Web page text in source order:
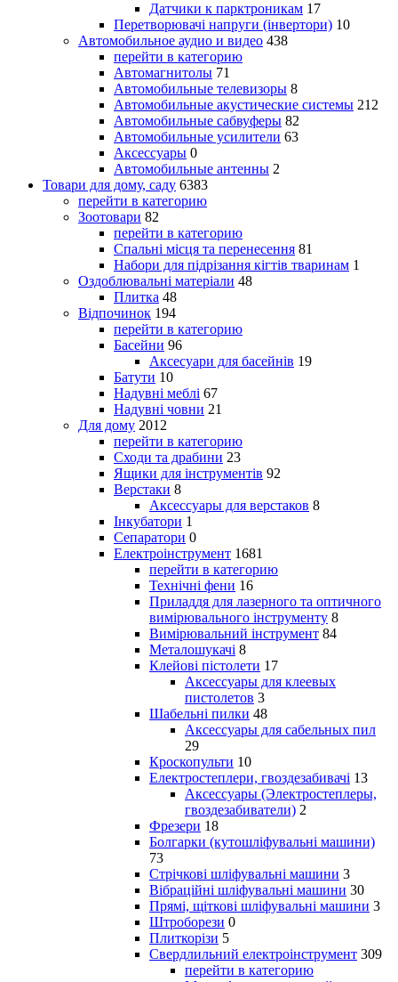
Датчики к парктроникам 17
Перетворювачі напруги (інвертори) 10
Автомобильное аудио и видео 438
перейти в категорию
Автомагнитолы 71
Автомобильные телевизоры 8
Автомобильные акустические системы 212
Автомобильные сабвуферы 82
Автомобильные усилители 63
Аксессуары 0
Автомобильные антенны 2
Товари для дому, саду 6383
перейти в категорию
Зоотовари 82
перейти в категорию
Спальні місця та перенесення 81
Набори для підрізання кігтів тваринам 1
Оздоблювальні матеріали 48
Плитка 48
Відпочинок 194
перейти в категорию
Басейни 96
Аксесуари для басейнів 19
Батути 10
Надувні меблі 67
Надувні човни 21
Для дому 2012
перейти в категорию
Сходи та драбини 23
Ящики для інструментів 92
Верстаки 8
Аксессуары для верстаков 8
Інкубатори 1
Сепаратори 0
Електроінструмент 1681
перейти в категорию
Технічні фени 16
Приладдя для лазерного та оптичного
вимірювального інструменту 8
Вимірювальний інструмент 84
Металошукачі 8
Клейові пістолети 17
Аксессуары для клеевых
пистолетов 3
Шабельні пилки 48
Аксессуары для сабельных пил
29
Кроскопульти 10
Електростеплери, гвоздезабивачі 13
Аксессуары (Электростеплеры,
гвоздезабиватели) 2
Фрезери 18
Болгарки (кутошліфувальні машини)
73
Стрічкові шліфувальні машини 3
Вібраційні шліфувальні машини 30
Прямі, щіткові шліфувальні машини 3
Штроборези 0
Плиткорізи 5
Свердлильний електроінструмент 309
перейти в категорию